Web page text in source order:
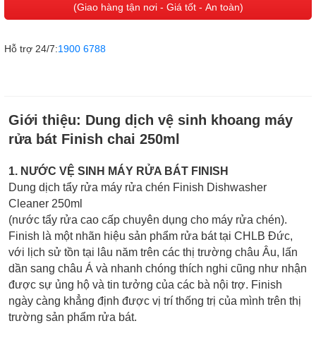
(Giao hàng tận nơi - Giá tốt - An toàn)
Hỗ trợ 24/7:1900 6788
Giới thiệu: Dung dịch vệ sinh khoang máy
rửa bát Finish chai 250ml
1. NƯỚC VỆ SINH MÁY RỬA BÁT FINISH
Dung dịch tẩy rửa máy rửa chén Finish Dishwasher
Cleaner 250ml
(nước tẩy rửa cao cấp chuyên dụng cho máy rửa chén).
Finish là một nhãn hiệu sản phẩm rửa bát tại CHLB Đức,
với lịch sử tồn tại lâu năm trên các thị trường châu Âu, lấn
dần sang châu Á và nhanh chóng thích nghi cũng như nhận
được sự ủng hộ và tin tưởng của các bà nội trợ. Finish
ngày càng khẳng định được vị trí thống trị của mình trên thị
trường sản phẩm rửa bát.